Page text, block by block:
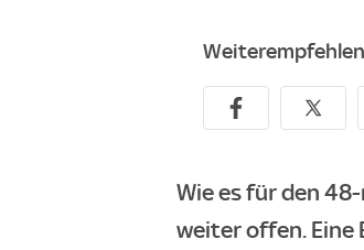
Wie es für den
weiter offen. Eine